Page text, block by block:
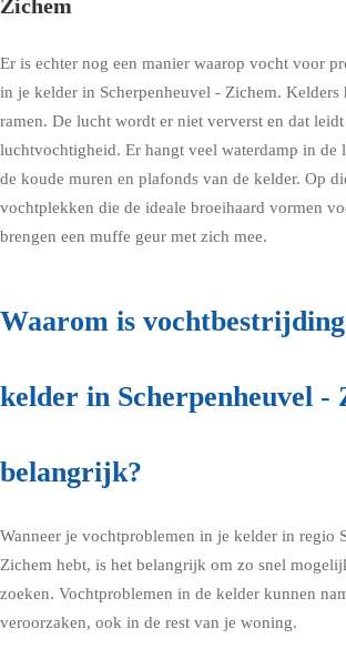
Zichem
Er is echter nog een manier waarop vocht voor
in je kelder in Scherpenheuvel - Zichem. Kelders
ramen. De lucht wordt er niet ververst en dat
luchtvochtigheid. Er hangt veel waterdamp in de
de koude muren en plafonds van de kelder. Op
vochtplekken die de ideale broeihaard vormen
brengen een muffe geur met zich mee.
Waarom is
kelder in Scherpenheuvel -
belangrijk?
Wanneer je vochtproblemen in je kelder in regio
Zichem hebt, is het belangrijk om zo snel
zoeken. Vochtproblemen in de kelder kunnen
veroorzaken, ook in de rest van je woning.